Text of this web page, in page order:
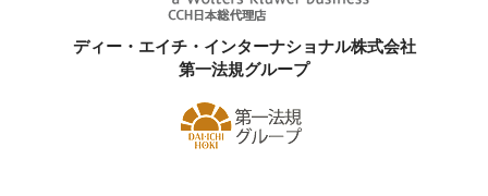
ディー・エイチ・インターナショナル株式会社
第一法規グループ